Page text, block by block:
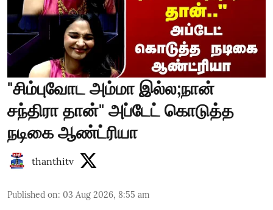
"சிம்புவோட அம்மா இல்ல;நான்
சந்திரா தான்" அப்டேட் கொடுத்த
நடிகை ஆண்ட்ரியா
thanthitv
Published on: 03 Aug 2026, 8:55 am